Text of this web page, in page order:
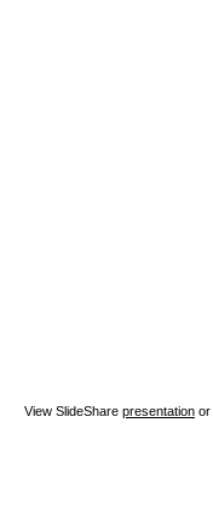
View SlideShare presentation or